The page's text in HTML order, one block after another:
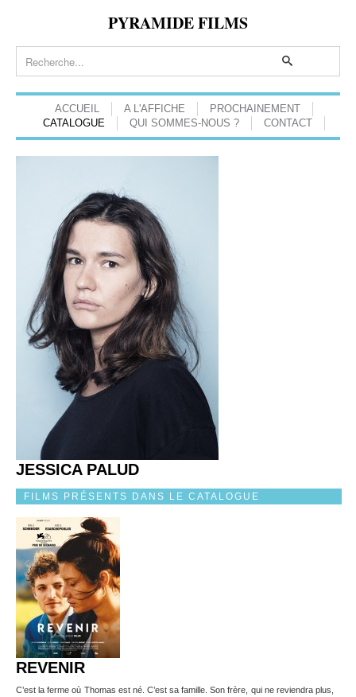
PYRAMIDE FILMS
ACCUEIL A L'AFFICHE
PROCHAINEMENT
CATALOGUE
QUI SOMMES-NOUS ? CONTACT
JESSICA PALUD
FILMS PRÉSENTS DANS LE CATALOGUE
REVENIR
C’est la ferme où Thomas est né. C’est sa famille. Son frère, qui ne reviendra plus,